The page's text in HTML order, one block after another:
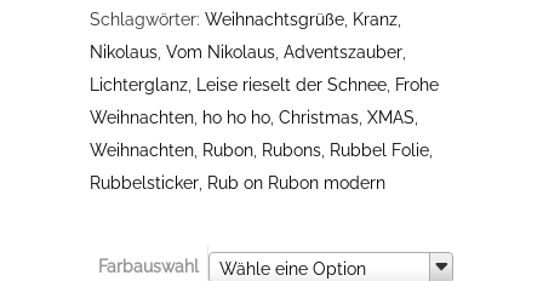
Schlagwörter: Weihnachtsgrüße Kranz
Nikolaus Vom Nikolaus Adventszauber
Lichterglanz
Leise rieselt der Schnee Frohe
Weihnachten ho ho ho Christmas XMAS
Weihnachten Rubon Rubons Rubbel Folie
Rubbelsticker Rub on Rubon modern
Farbauswahl Wähle eine Option
Farbauswahl